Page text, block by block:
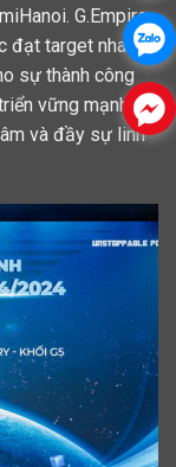
G.Empire
đạt target nhanh
sự thành công
vững mạnh và
và đầy sự linh